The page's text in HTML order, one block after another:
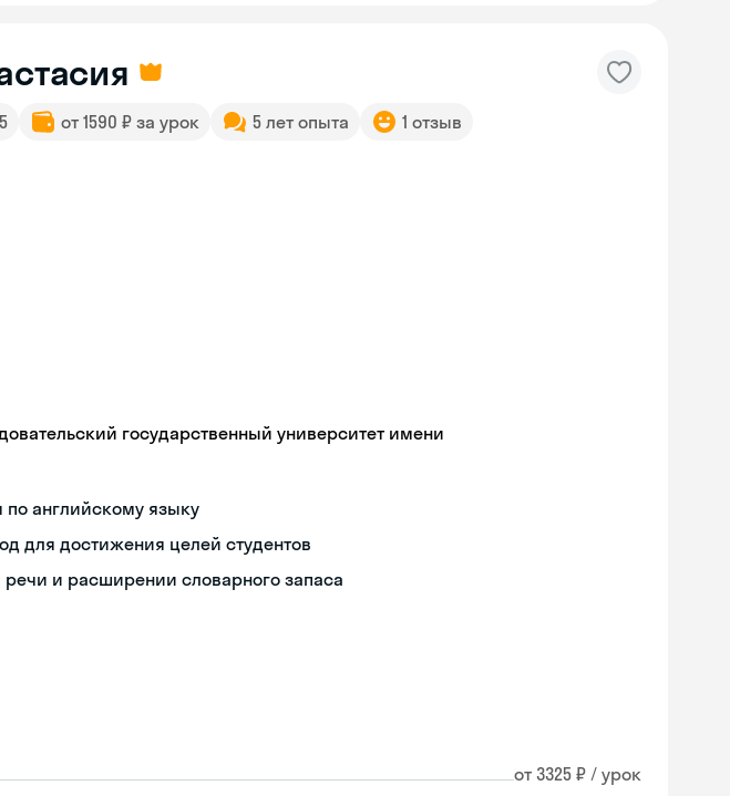
5 от 1590 ₽ за урок 5 лет опыта 1 отзыв
государственный университет имени
по английскому языку
для достижения целей студентов
и расширении словарного запаса
от 3325 ₽ / урок